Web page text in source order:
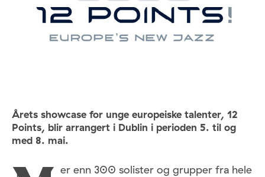
Årets showcase for unge europeiske talenter, 12
Points, blir arrangert i Dublin i perioden 5. til og
med 8. mai.
er enn 300 solister og grupper fra hele